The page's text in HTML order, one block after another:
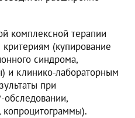
комплексной терапии
(купирование
синдрома,
и клинико-лабораторным
при